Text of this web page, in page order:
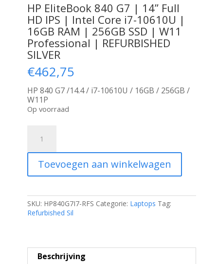
HP EliteBook 840 G7 | 14” Full
HD IPS | Intel Core i7-10610U |
16GB RAM | 256GB SSD | W11
Professional | REFURBISHED
SILVER
€462,75
HP 840 G7 /14.4 / i7-10610U / 16GB / 256GB /
W11P
Op voorraad
EliteBook
G7
14''
HD
IPS
|
10610U
Toevoegen aan winkelwagen
SKU: HP840G7I7-RFS Categorie: Laptops Tag:
Refurbished Sil
Beschrijving